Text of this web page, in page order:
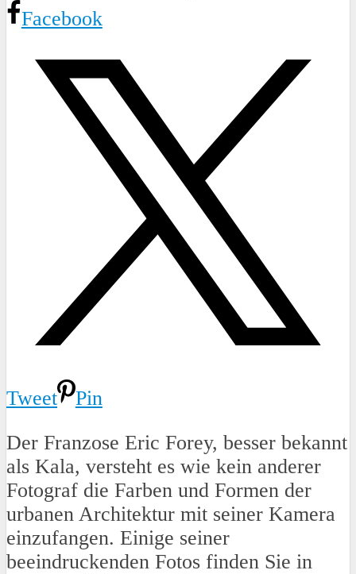
Facebook
Tweet
Pin
Der Franzose Eric Forey, besser bekannt
als Kala, versteht es wie kein anderer
Fotograf die Farben und Formen der
urbanen Architektur mit seiner Kamera
einzufangen. Einige seiner
beeindruckenden Fotos finden Sie in